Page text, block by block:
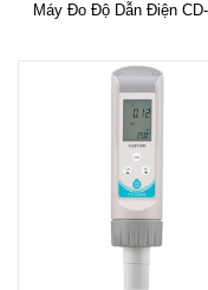
Máy Đo Độ Dẫn Điện